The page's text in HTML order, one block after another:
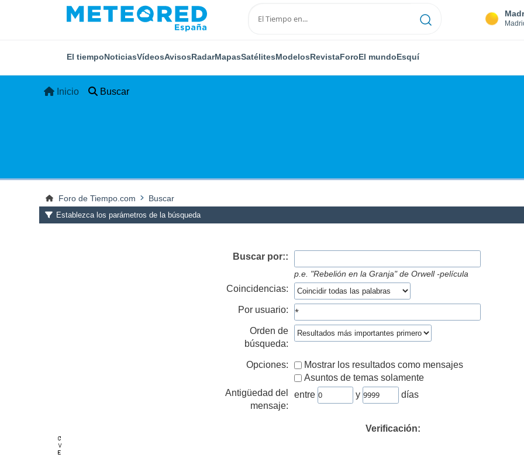
El tiempoNoticiasVídeosAvisosRadarMapasSatélitesModelosRevistaForoEl mundoEsquí
Inicio Buscar
Foro de Tiempo.com Buscar
Establezca los parámetros de la búsqueda
Buscar por::
p.e. "Rebelión en la Granja" de Orwell -película
Coincidencias:
Por usuario:
Orden de
búsqueda:
Opciones:
Mostrar los resultados como mensajes
Asuntos de temas solamente
Antigüedad del
mensaje:
entre y días
Verificación: